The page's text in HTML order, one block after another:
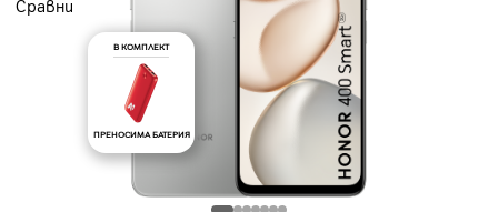
Сравни
В КОМПЛЕКТ
ПРЕНОСИМА БАТЕРИЯ